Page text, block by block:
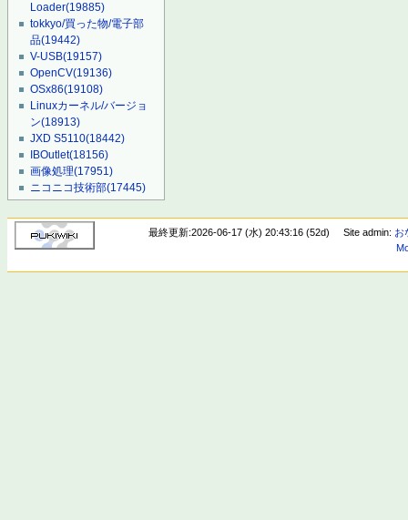
Loader(19885)
tokkyo/買った物/電子部
品(19442)
V-USB(19157)
OpenCV(19136)
OSx86(19108)
Linuxカーネル/バージョ
ン(18913)
JXD S5110(18442)
IBOutlet(18156)
画像処理(17951)
ニコニコ技術部(17445)
最終更新:2026-06-17 (水) 20:43:16 (52d) Site admin: お